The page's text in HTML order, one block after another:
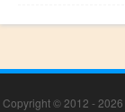
Copyright © 2012 - 2026